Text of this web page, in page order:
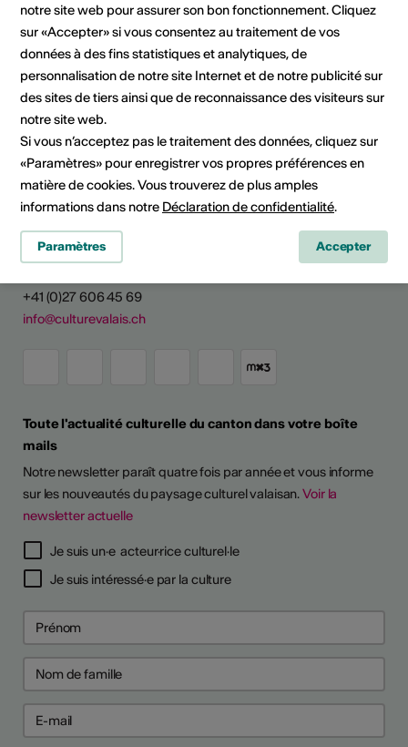
Catégorie
Appels à projet / concours
Culture Valais
Rue de Lausanne 45
+41 (0)27 606 45 69
info@culturevalais.ch
Toute l'actualité culturelle du canton dans votre boîte
mails
Notre newsletter paraît quatre fois par année et vous informe
sur les nouveautés du paysage culturel valaisan.Voir la
newsletter actuelle
Je suis un·e acteur·rice culturel·le
Je suis intéressé·e par la culture
notre site web pour assurer son bon fonctionnement. Cliquez
sur «Accepter» si vous consentez au traitement de vos
données à des fins statistiques et analytiques, de
personnalisation de notre site Internet et de notre publicité sur
des sites de tiers ainsi que de reconnaissance des visiteurs sur
notre site web.
Si vous n’acceptez pas le traitement des données, cliquez sur
«Paramètres» pour enregistrer vos propres préférences en
matière de cookies. Vous trouverez de plus amples
informations dans notre Déclaration de confidentialité.
Paramètres Accepter